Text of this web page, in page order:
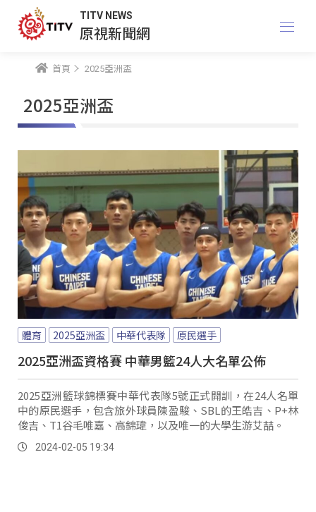
TITV NEWS
原視新聞網
首頁 2025亞洲盃
2025亞洲盃
體育 2025亞洲盃 中華代表隊 原民選手
2025亞洲盃資格賽 中華男籃24人大名單公佈
2025亞洲籃球錦標賽中華代表隊5號正式開訓，在24人名單
中的原民選手，包含旅外球員陳盈駿、SBL的王皓吉、P+林
俊吉、T1谷毛唯嘉、高錦瑋，以及唯一的大學生游艾喆。
2024-02-05 19:34